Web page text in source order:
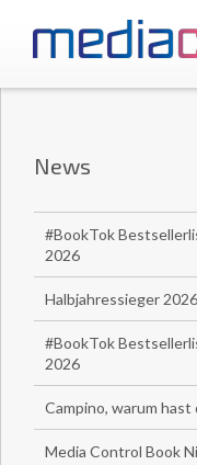
News
#BookTok
2026
Halbjahressieger 2026
#BookTok
2026
Campino, warum hast
Media Control Book